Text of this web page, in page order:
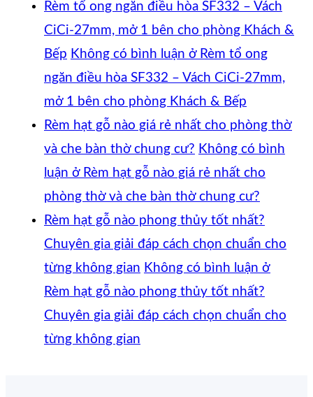
Rèm tổ ong ngăn điều hòa SF332 – Vách
CiCi-27mm, mở 1 bên cho phòng Khách &
Bếp Không có bình luận ở Rèm tổ ong
ngăn điều hòa SF332 – Vách CiCi-27mm,
mở 1 bên cho phòng Khách & Bếp
Rèm hạt gỗ nào giá rẻ nhất cho phòng thờ
và che bàn thờ chung cư? Không có bình
luận ở Rèm hạt gỗ nào giá rẻ nhất cho
phòng thờ và che bàn thờ chung cư?
Rèm hạt gỗ nào phong thủy tốt nhất?
Chuyên gia giải đáp cách chọn chuẩn cho
từng không gian Không có bình luận ở
Rèm hạt gỗ nào phong thủy tốt nhất?
Chuyên gia giải đáp cách chọn chuẩn cho
từng không gian